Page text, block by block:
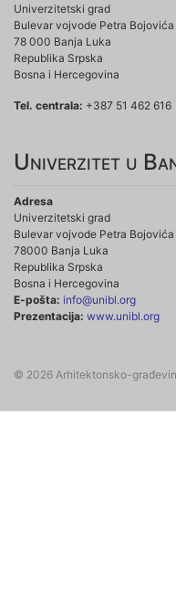
Univerzitetski grad
Bulevar vojvode Petra Bojovića
78 000 Banja Luka
Republika Srpska
Bosna i Hercegovina
Tel. centrala: +387 51 462 616
Univerzitet u
Adresa
Univerzitetski grad
Bulevar vojvode Petra Bojovića
78000 Banja Luka
Republika Srpska
Bosna i Hercegovina
E-pošta: info@unibl.org
Prezentacija: www.unibl.org
© 2026 Arhitektonsko-